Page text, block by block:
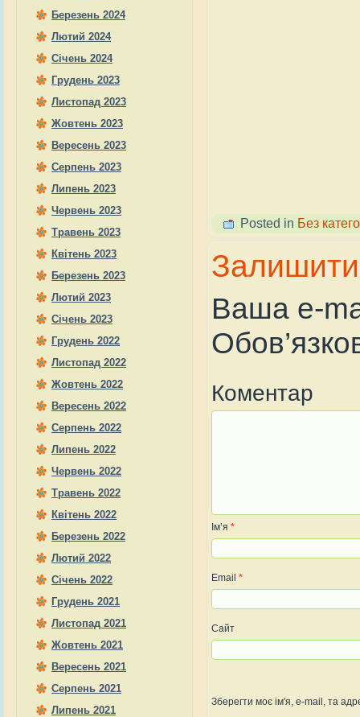
Березень 2024
Лютий 2024
Січень 2024
Грудень 2023
Листопад 2023
Жовтень 2023
Вересень 2023
Серпень 2023
Липень 2023
Червень 2023
Травень 2023
Квітень 2023
Березень 2023
Лютий 2023
Січень 2023
Грудень 2022
Листопад 2022
Жовтень 2022
Вересень 2022
Серпень 2022
Липень 2022
Червень 2022
Травень 2022
Квітень 2022
Березень 2022
Лютий 2022
Січень 2022
Грудень 2021
Листопад 2021
Жовтень 2021
Вересень 2021
Серпень 2021
Липень 2021
Posted in Без
Залишити
Ваша e-
Коментар
Ім’я *
Email *
Сайт
Зберегти моє ім'я, e-mail, та